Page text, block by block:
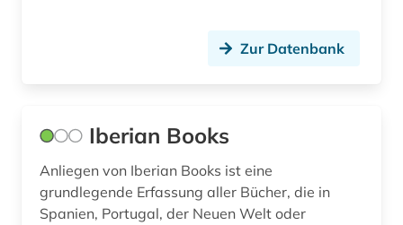
mittelalter (2)
mittelamerika (1)
monographien (1)
Zur Datenbank
Iberian Books
Anliegen von Iberian Books ist eine
grundlegende Erfassung aller Bücher, die in
Spanien, Portugal, der Neuen Welt oder